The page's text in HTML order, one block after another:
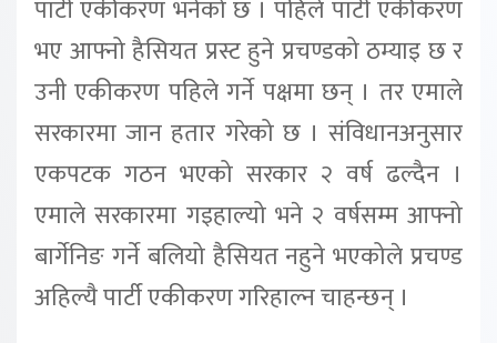
पार्टी एकीकरण भनेको छ । पहिले पार्टी एकीकरण
भए आफ्नो हैसियत प्रस्ट हुने प्रचण्डको ठम्याइ छ र
उनी एकीकरण पहिले गर्ने पक्षमा छन् । तर एमाले
सरकारमा जान हतार गरेको छ । संविधानअनुसार
एकपटक गठन भएको सरकार २ वर्ष ढल्दैन ।
एमाले सरकारमा गइहाल्यो भने २ वर्षसम्म आफ्नो
बार्गेनिङ गर्ने बलियो हैसियत नहुने भएकोले प्रचण्ड
अहिल्यै पार्टी एकीकरण गरिहाल्न चाहन्छन् ।